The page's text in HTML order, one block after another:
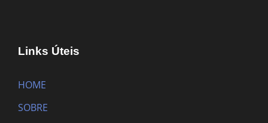
Links Úteis
HOME
SOBRE